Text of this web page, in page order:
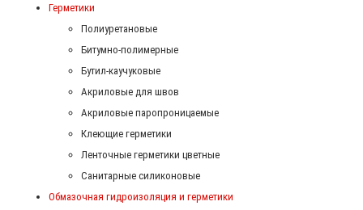
Герметики
Полиуретановые
Битумно-полимерные
Бутил-каучуковые
Акриловые для швов
Акриловые паропроницаемые
Клеющие герметики
Ленточные герметики цветные
Санитарные силиконовые
Обмазочная гидроизоляция и герметики